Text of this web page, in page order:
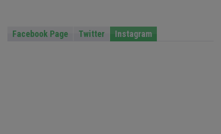
Facebook Page Twitter Instagram